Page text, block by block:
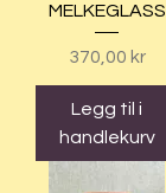
MELKEGLASS
Pris
370,00 kr
Legg til i
handlekurv